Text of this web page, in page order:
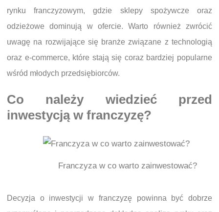
rynku franczyzowym, gdzie sklepy spożywcze oraz
odzieżowe dominują w ofercie. Warto również zwrócić
uwagę na rozwijające się branże związane z technologią
oraz e-commerce, które stają się coraz bardziej popularne
wśród młodych przedsiębiorców.
Co należy wiedzieć przed
inwestycją w franczyzę?
Franczyza w co warto zainwestować?
Decyzja o inwestycji w franczyzę powinna być dobrze